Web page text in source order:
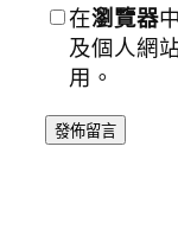
在瀏覽器
及個人網
用。